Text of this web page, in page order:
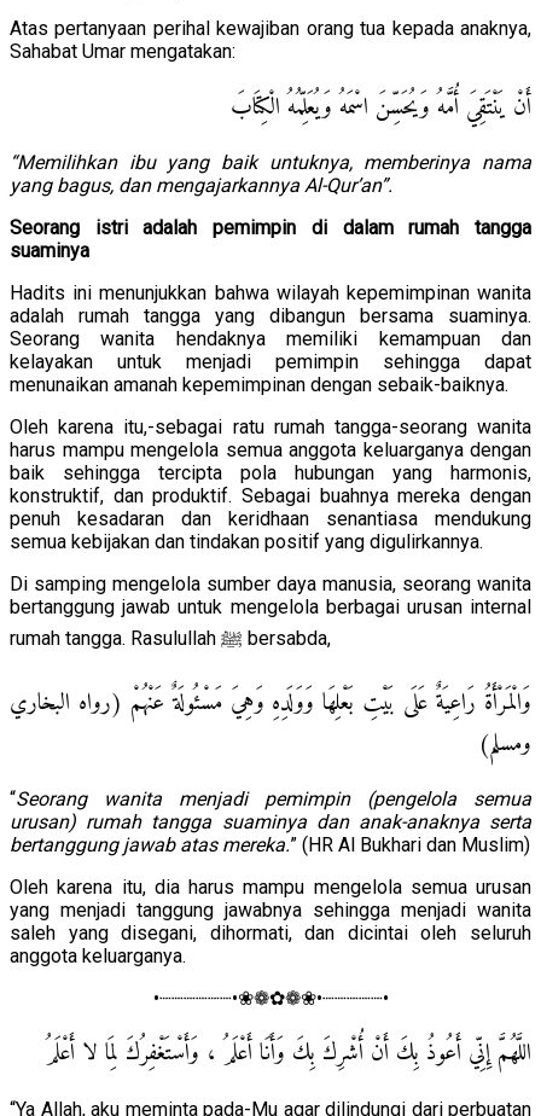
Atas pertanyaan perihal kewajiban orang tua kepada anaknya,
Sahabat Umar mengatakan:
أَنْ يَنْتَقِيَ أُمَّهُ وَيُحَسِّنَ اسْمَهُ وَيُعَلِّمُهُ الْكِتَابَ
“Memilihkan ibu yang baik untuknya, memberinya nama
yang bagus, dan mengajarkannya Al-Qur’an”.
Seorang istri adalah pemimpin di dalam rumah tangga
suaminya
Hadits ini menunjukkan bahwa wilayah kepemimpinan wanita
adalah rumah tangga yang dibangun bersama suaminya.
Seorang wanita hendaknya memiliki kemampuan dan
kelayakan untuk menjadi pemimpin sehingga dapat
menunaikan amanah kepemimpinan dengan sebaik-baiknya.
Oleh karena itu,-sebagai ratu rumah tangga-seorang wanita
harus mampu mengelola semua anggota keluarganya dengan
baik sehingga tercipta pola hubungan yang harmonis,
konstruktif, dan produktif. Sebagai buahnya mereka dengan
penuh kesadaran dan keridhaan senantiasa mendukung
semua kebijakan dan tindakan positif yang digulirkannya.
Di samping mengelola sumber daya manusia, seorang wanita
bertanggung jawab untuk mengelola berbagai urusan internal
rumah tangga. Rasulullah ﷺ bersabda,
وَالْمَرْأَةُ رَاعِيَةٌ عَلَى بَيْتِ بَعْلِهَا وَوَلَدِهِ وَهِيَ مَسْئُولَةٌ عَنْهُمْ (رواه البخاري
ومسلم)
“Seorang wanita menjadi pemimpin (pengelola semua
urusan) rumah tangga suaminya dan anak-anaknya serta
bertanggung jawab atas mereka.” (HR Al Bukhari dan Muslim)
Oleh karena itu, dia harus mampu mengelola semua urusan
yang menjadi tanggung jawabnya sehingga menjadi wanita
saleh yang disegani, dihormati, dan dicintai oleh seluruh
anggota keluarganya.
•┈┈┈┈┈┈•❀❁✿❁❀•┈┈┈┈┈•
اللَّهُمَّ إِنِّي أَعُوذُ بِكَ أَنْ أُشْرِكَ بِكَ وَأَنَا أَعْلَمُ ، وَأَسْتَغْفِرُكَ لِمَا لا أَعْلَمُ
“Ya Allah, aku meminta pada-Mu agar dilindungi dari perbuatan